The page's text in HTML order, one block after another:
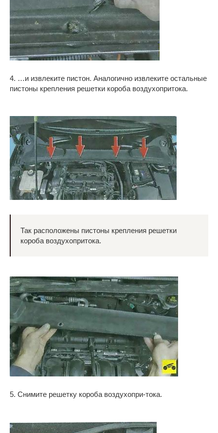
4. …и извлеките пистон. Аналогично извлеките остальные
пистоны крепления решетки короба воздухопритока.
Так расположены пистоны крепления решетки
короба воздухопритока.
5. Снимите решетку короба воздухопри-тока.